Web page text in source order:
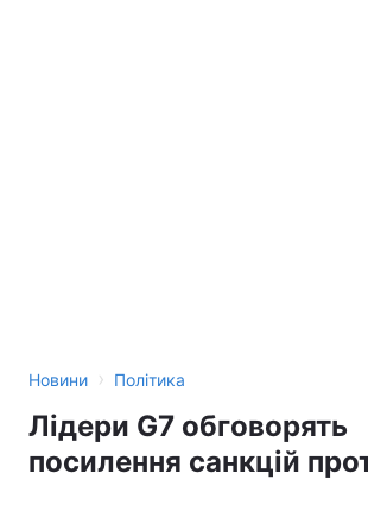
Новини › Політика
Лідери G7 обговорять
посилення санкцій